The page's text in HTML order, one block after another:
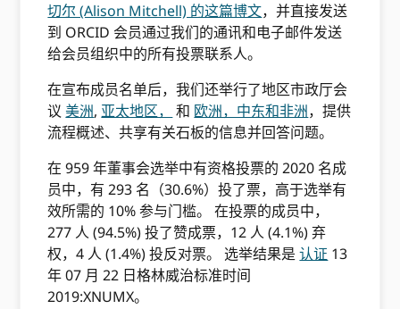
切尔 (Alison Mitchell) 的这篇博文，并直接发送
到 ORCID 会员通过我们的通讯和电子邮件发送
给会员组织中的所有投票联系人。
在宣布成员名单后，我们还举行了地区市政厅会
议美洲, 亚太地区， 和 欧洲，中东和非洲，提供
流程概述、共享有关石板的信息并回答问题。
在 959 年董事会选举中有资格投票的 2020 名成
员中，有 293 名（30.6%）投了票，高于选举有
效所需的 10% 参与门槛。 在投票的成员中，
277 人 (94.5%) 投了赞成票，12 人 (4.1%) 弃
权，4 人 (1.4%) 投反对票。 选举结果是认证 13
年 07 月 22 日格林威治标准时间
2019:XNUMX。